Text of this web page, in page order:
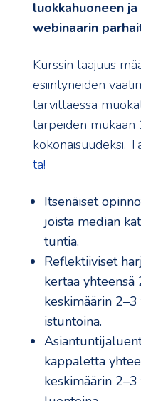
luokkahuoneen
webinaarin
Kurssin laajuus
esiintyneiden
tarvittaessa
tarpeiden mukaan
kokonaisuudeksi.
ta!
Itsenäiset
joista median
tuntia.
Reflektiiviset
kertaa yhteensä
keskimäärin
istuntoina.
kappaletta
keskimäärin